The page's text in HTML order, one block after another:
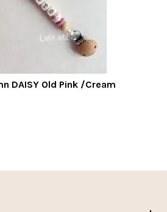
DAISY Old Pink /Cream